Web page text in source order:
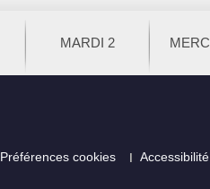
MARDI 2
Préférences cookies